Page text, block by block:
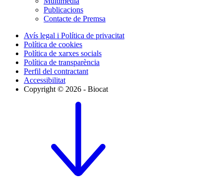
Publicacions
Contacte de Premsa
Avís legal i Política de privacitat
Política de cookies
Política de xarxes socials
Política de transparència
Perfil del contractant
Accessibilitat
Copyright © 2026 - Biocat